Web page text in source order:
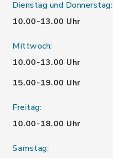
Dienstag und Donnerstag:
10.00-13.00 Uhr
Mittwoch:
10.00-13.00 Uhr
15.00-19.00 Uhr
Freitag:
10.00-18.00 Uhr
Samstag: